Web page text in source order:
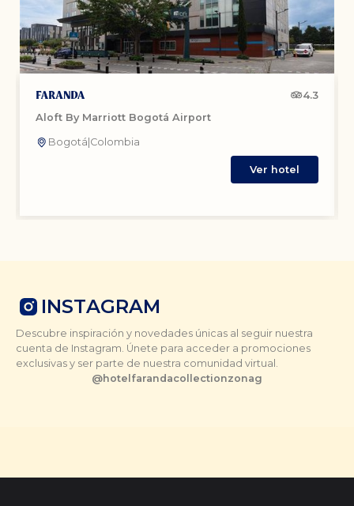
4.3
Aloft By Marriott Bogotá Airport
Bogotá Colombia
Ver hotel
INSTAGRAM
Descubre inspiración y novedades únicas al seguir nuestra
cuenta de Instagram. Únete para acceder a promociones
exclusivas y ser parte de nuestra comunidad virtual.
@hotelfarandacollectionzonag